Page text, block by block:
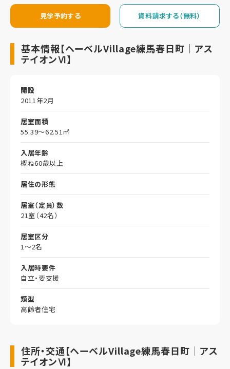
見学予約する 資料請求する（無料）
基本情報【ヘーベルVillage練馬春日町｜アス
テイオンⅥ】
開設
2011年2月
居室面積
55.39～62.51㎡
入居年齢
概ね60歳以上
居住の形態
居室（定員）数
21室（42名）
居室区分
1～2名
入居時要件
自立・要支援
類型
高齢者住宅
住所・交通【ヘーベルVillage練馬春日町｜アス
テイオンⅥ】